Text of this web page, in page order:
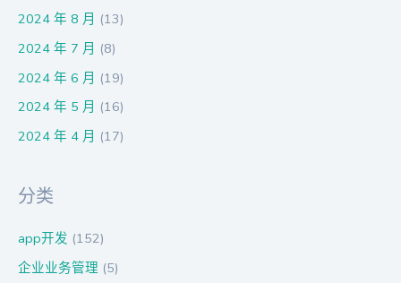
2024 年 8 月 (13)
2024 年 7 月 (8)
2024 年 6 月 (19)
2024 年 5 月 (16)
2024 年 4 月 (17)
分类
app开发 (152)
企业业务管理 (5)